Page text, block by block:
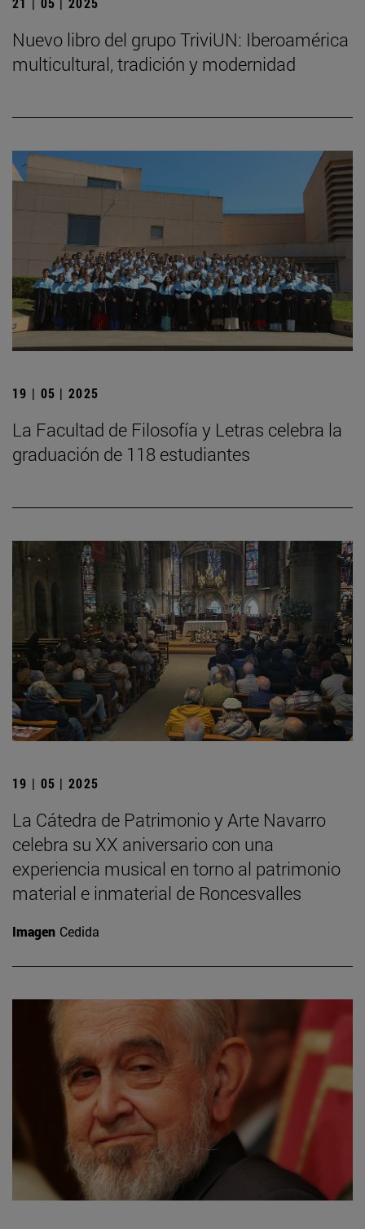
Nuevo libro del grupo TriviUN: Iberoamérica
multicultural, tradición y modernidad
19 | 05 | 2025
La Facultad de Filosofía y Letras celebra la
graduación de 118 estudiantes
19 | 05 | 2025
La Cátedra de Patrimonio y Arte Navarro
celebra su XX aniversario con una
experiencia musical en torno al patrimonio
material e inmaterial de Roncesvalles
Imagen Cedida